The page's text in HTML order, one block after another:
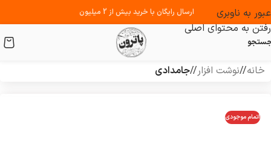
عبور به ناوبری
رفتن به محتوای اصلی
ارسال رایگان با خرید بیش از 2 میلیون
خانه/ نوشت افزار/ جامدادی
اتمام موجودی